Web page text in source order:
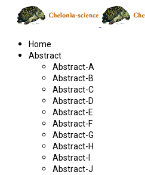
Home
Abstract
Abstract-A
Abstract-B
Abstract-C
Abstract-D
Abstract-E
Abstract-F
Abstract-G
Abstract-H
Abstract-I
Abstract-J